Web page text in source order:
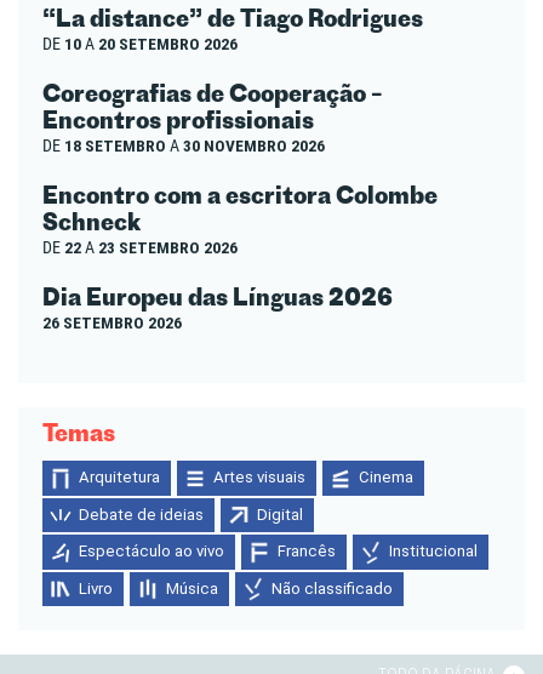
“La distance” de Tiago Rodrigues
DE 10A 20 SETEMBRO 2026
Coreografias de Cooperação –
Encontros profissionais
DE 18 SETEMBRO A30 NOVEMBRO 2026
Encontro com a escritora Colombe
Schneck
DE 22A 23 SETEMBRO 2026
Dia Europeu das Línguas 2026
26 SETEMBRO 2026
Temas
Arquitetura Artes visuais Cinema
Debate de ideias Digital
Espectáculo ao vivo Francês Institucional
Livro Música Não classificado